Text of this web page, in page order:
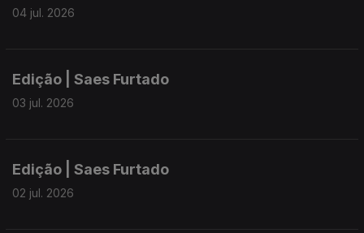
04 jul. 2026
Edição | Saes Furtado
03 jul. 2026
Edição | Saes Furtado
02 jul. 2026